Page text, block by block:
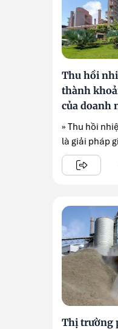
Thu hồi
thành
của doanh
» Thu hồi
là giải pháp
Thị trường